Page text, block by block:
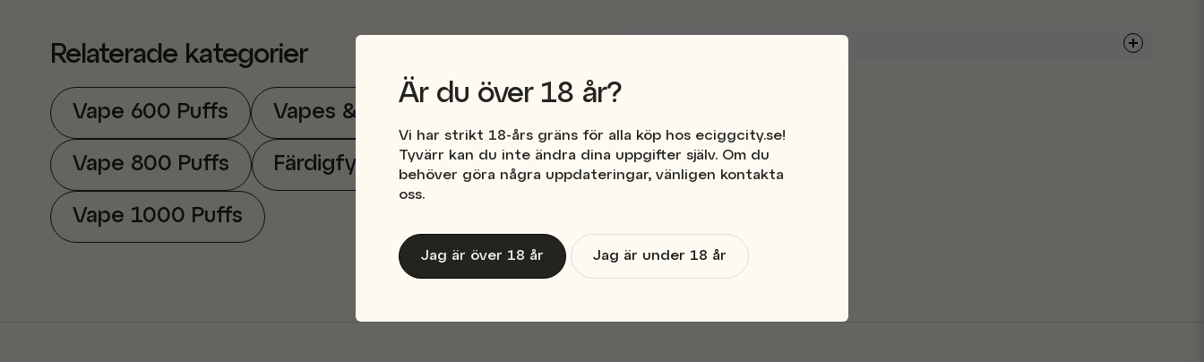
Relaterade kategorier
Vape 600 Puffs Vapes & E-cigg
Vape 800 Puffs Färdigfyllda Podsystem
Vape 1000 Puffs
name
Namn
Ja, ni får publicera min fråga
Är du över 18 år?
Vi har strikt 18-års gräns för alla köp hos eciggcity.se!
Tyvärr kan du inte ändra dina uppgifter själv. Om du
behöver göra några uppdateringar, vänligen kontakta
oss.
Jag är över 18 år Jag är under 18 år